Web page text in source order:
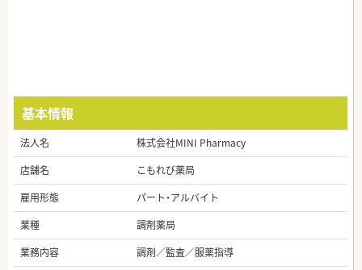
基本情報
法人名
株式会社MINI Pharmacy
店舗名
こもれび薬局
雇用形態
パート・アルバイト
業種
調剤薬局
業務内容
調剤／監査／服薬指導